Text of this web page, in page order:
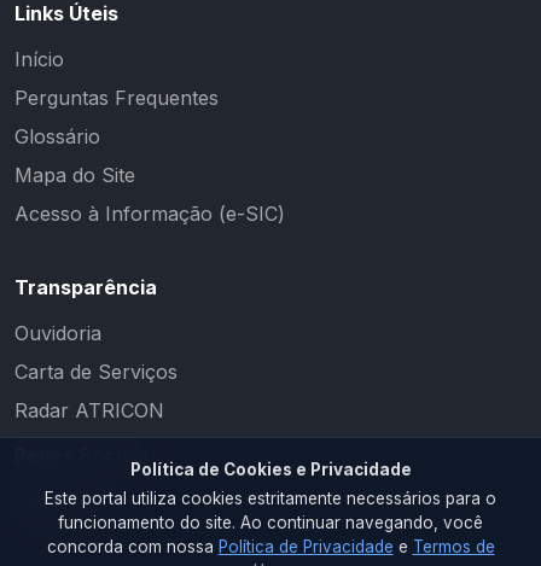
Links Úteis
Início
Perguntas Frequentes
Glossário
Mapa do Site
Acesso à Informação (e-SIC)
Transparência
Ouvidoria
Carta de Serviços
Radar ATRICON
Política de Cookies e Privacidade
Este portal utiliza cookies estritamente necessários para o
funcionamento do site. Ao continuar navegando, você
concorda com nossa Política de Privacidade e Termos de